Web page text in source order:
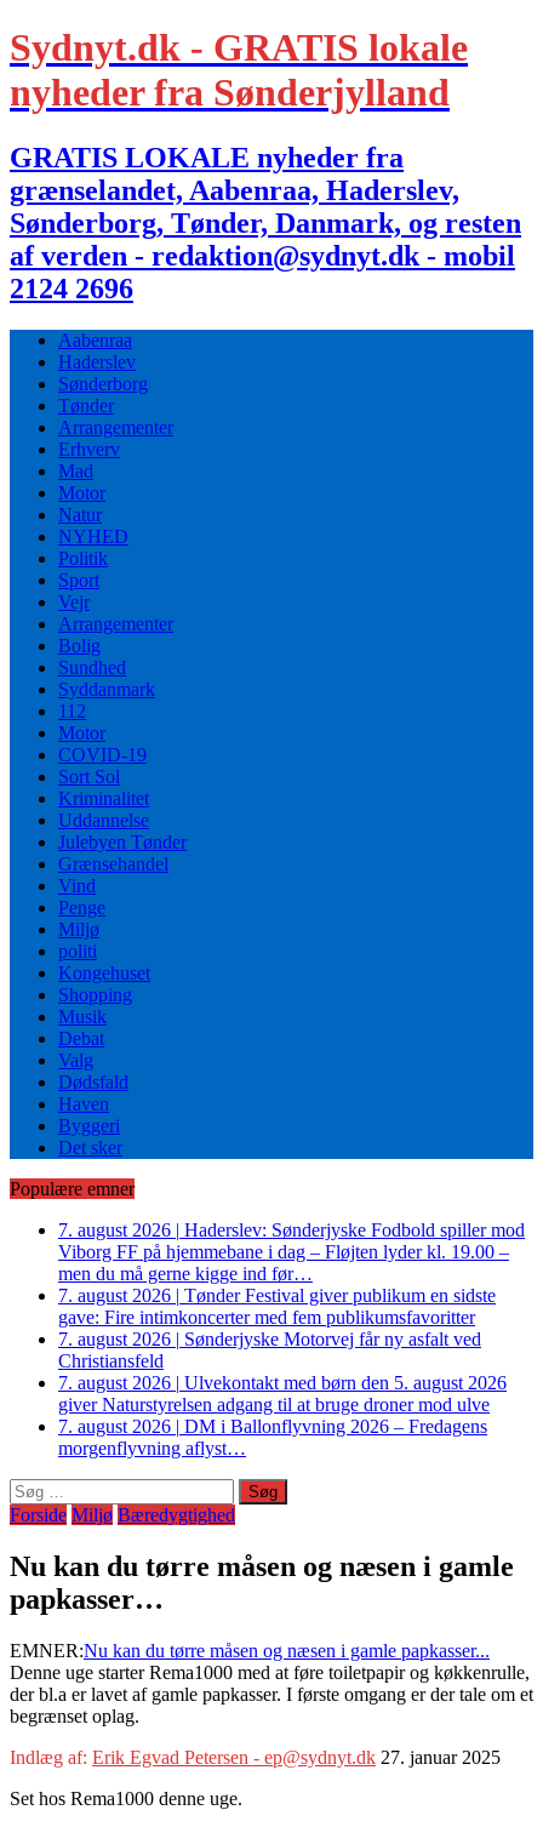
Sydnyt.dk - GRATIS lokale
nyheder fra Sønderjylland
GRATIS LOKALE nyheder fra
grænselandet, Aabenraa, Haderslev,
Sønderborg, Tønder, Danmark, og resten
af verden - redaktion@sydnyt.dk - mobil
2124 2696
Aabenraa
Haderslev
Sønderborg
Tønder
Arrangementer
Erhverv
Mad
Motor
Natur
NYHED
Politik
Sport
Vejr
Arrangementer
Bolig
Sundhed
Syddanmark
112
Motor
COVID-19
Sort Sol
Kriminalitet
Uddannelse
Julebyen Tønder
Grænsehandel
Vind
Penge
Miljø
politi
Kongehuset
Shopping
Musik
Debat
Valg
Dødsfald
Haven
Byggeri
Det sker
Populære emner
7. august 2026 | Haderslev: Sønderjyske Fodbold spiller mod
Viborg FF på hjemmebane i dag – Fløjten lyder kl. 19.00 –
men du må gerne kigge ind før…
7. august 2026 | Tønder Festival giver publikum en sidste
gave: Fire intimkoncerter med fem publikumsfavoritter
7. august 2026 | Sønderjyske Motorvej får ny asfalt ved
Christiansfeld
7. august 2026 | Ulvekontakt med børn den 5. august 2026
giver Naturstyrelsen adgang til at bruge droner mod ulve
7. august 2026 | DM i Ballonflyvning 2026 – Fredagens
morgenflyvning aflyst…
Søg
efter:
Forside Miljø Bæredygtighed
Nu kan du tørre måsen og næsen i gamle
papkasser…
EMNER:Nu kan du tørre måsen og næsen i gamle papkasser...
Denne uge starter Rema1000 med at føre toiletpapir og køkkenrulle,
der bl.a er lavet af gamle papkasser. I første omgang er der tale om et
begrænset oplag.
Indlæg af: Erik Egvad Petersen - ep@sydnyt.dk 27. januar 2025
Set hos Rema1000 denne uge.